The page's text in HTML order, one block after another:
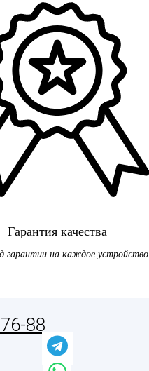
Гарантия качества
гарантии на каждое устройство
88